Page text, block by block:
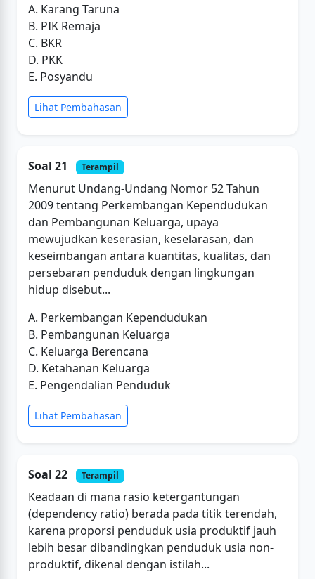
A. Karang Taruna
B. PIK Remaja
C. BKR
D. PKK
E. Posyandu
Lihat Pembahasan
Soal 21 Terampil
Menurut Undang-Undang Nomor 52 Tahun
2009 tentang Perkembangan Kependudukan
dan Pembangunan Keluarga, upaya
mewujudkan keserasian, keselarasan, dan
keseimbangan antara kuantitas, kualitas, dan
persebaran penduduk dengan lingkungan
hidup disebut...
A. Perkembangan Kependudukan
B. Pembangunan Keluarga
C. Keluarga Berencana
D. Ketahanan Keluarga
E. Pengendalian Penduduk
Lihat Pembahasan
Soal 22 Terampil
Keadaan di mana rasio ketergantungan
(dependency ratio) berada pada titik terendah,
karena proporsi penduduk usia produktif jauh
lebih besar dibandingkan penduduk usia non-
produktif, dikenal dengan istilah...